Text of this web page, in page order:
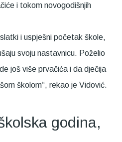
i tokom novogodišnjih
i uspješni početak škole,
svoju nastavnicu. Poželio
još više prvačića i da dječija
školom“, rekao je Vidović.
godina,